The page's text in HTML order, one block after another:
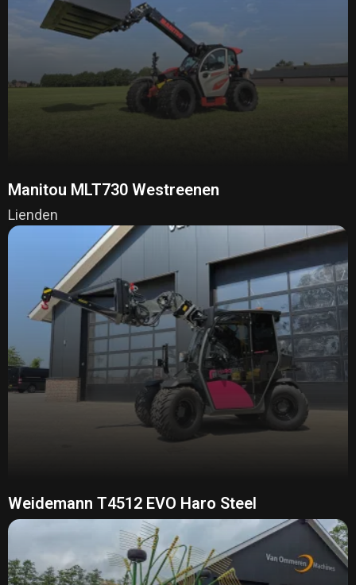
Manitou MLT730 Westreenen
Lienden
Weidemann T4512 EVO Haro Steel